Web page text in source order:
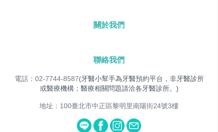
關於我們
聯絡我們
電話：02-7744-8587(牙醫小幫手為牙醫預約平台，非牙醫診所
或醫療機構；醫療相關問題請洽各牙醫診所。)
地址：100臺北市中正區黎明里南陽街24號3樓